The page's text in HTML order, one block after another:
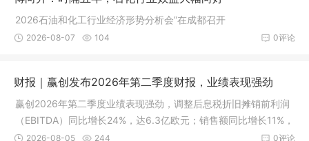
2026石油和化工行业经济形势分析会”在成都召开
0评论
2026-08-07 104
财报｜赢创发布2026年第二季度财报，业绩表现强劲
赢创2026年第二季度业绩表现强劲，调整后息税折旧摊销前利润
（EBITDA）同比增长24%，达6.3亿欧元；销售额同比增长11%，
销量和销售价格均提升7%。
0评论
2026-08-05 244